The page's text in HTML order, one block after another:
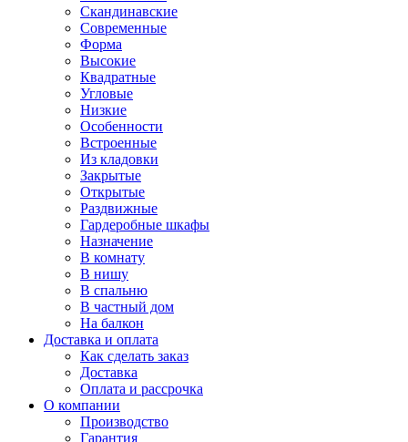
Скандинавские
Современные
Форма
Высокие
Квадратные
Угловые
Низкие
Особенности
Встроенные
Из кладовки
Закрытые
Открытые
Раздвижные
Гардеробные шкафы
Назначение
В комнату
В нишу
В спальню
В частный дом
На балкон
Доставка и оплата
Как сделать заказ
Доставка
Оплата и рассрочка
О компании
Производство
Гарантия